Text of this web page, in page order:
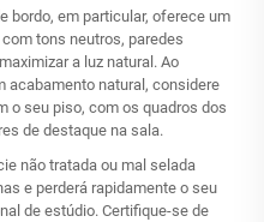
bordo, em particular, oferece um
tons neutros, paredes
a luz natural. Ao
acabamento natural, considere
o seu piso, com os quadros dos
de destaque na sala.
não tratada ou mal selada
e perderá rapidamente o seu
de estúdio. Certifique-se de